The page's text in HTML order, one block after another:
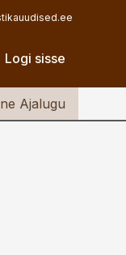
Logi sisse
Ajalugu